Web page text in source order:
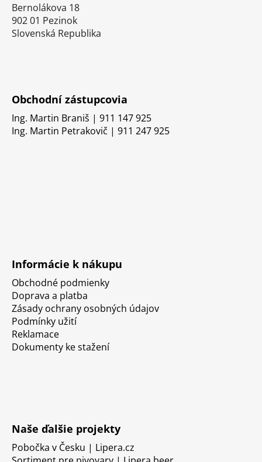
Bernolákova 18
902 01 Pezinok
Slovenská Republika
Obchodní zástupcovia
Ing. Martin Braniš | 911 147 925
Ing. Martin Petrakovič | 911 247 925
Informácie k nákupu
Obchodné podmienky
Doprava a platba
Zásady ochrany osobných údajov
Podmínky užití
Reklamace
Dokumenty ke stažení
Naše ďalšie projekty
Pobočka v Česku | Lipera.cz